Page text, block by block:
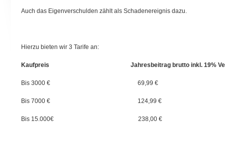
Auch das Eigenverschulden zählt als Schadenereignis dazu.
Hierzu bieten wir 3 Tarife an:
Kaufpreis Jahresbeitrag brutto inkl. 19%
Bis 3000 € 69,99 €
Bis 7000 € 124,99 €
Bis 15.000€ 238,00 €